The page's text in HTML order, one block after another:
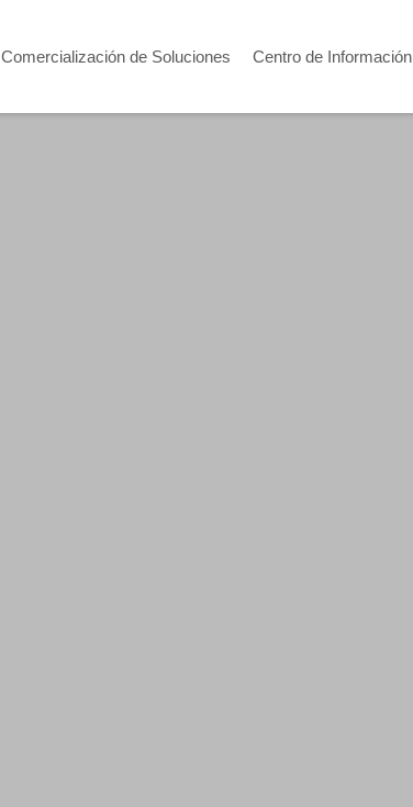
Comercialización de Soluciones Centro de Información